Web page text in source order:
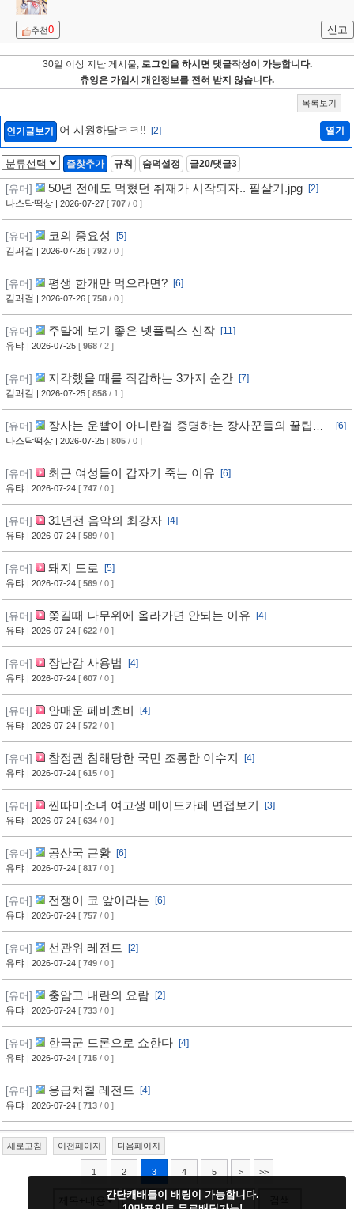
추천0 신고
30일 이상 지난 게시물, 로그인을 하시면 댓글작성이 가능합니다.
츄잉은 가입시 개인정보를 전혀 받지 않습니다.
목록보기
인기글보기 어 시원하닼ㅋㅋ!! [2] 열기
즐찾추가 규칙 숨덕설정 글20/댓글3
[유머] 50년 전에도 먹혔던 취재가 시작되자.. 필살기.jpg
[2]
나스닥떡상 | 2026-07-27 [ 707 / 0 ]
[유머] 코의 중요성
[5]
김괘걸
| 2026-07-26 [ 792 / 0 ]
[유머] 평생 한개만 먹으라면?
[6]
김괘걸
| 2026-07-26 [ 758 / 0 ]
[유머] 주먈에 보기 좋은 넷플릭스 신작
[11]
유탸 | 2026-07-25 [ 968 / 2 ]
[유머] 지각했을 때를 직감하는 3가지 순간
[7]
김괘걸
| 2026-07-25 [ 858 / 1 ]
[유머]
장사는 운빨이 아니란걸 증명하는 장사꾼들의 꿀팁과
임기응변 수준 ㄷㄷ
[6]
나스닥떡상 | 2026-07-25 [ 805 / 0 ]
[유머] 최근 여성들이 갑자기 죽는 이유
[6]
유탸 | 2026-07-24 [ 747 / 0 ]
[유머] 31년전 음악의 최강자
[4]
유탸 | 2026-07-24 [ 589 / 0 ]
[유머] 돼지 도로
[5]
유탸 | 2026-07-24 [ 569 / 0 ]
[유머] 쫒길때 나무위에 올라가면 안되는 이유
[4]
유탸 | 2026-07-24 [ 622 / 0 ]
[유머] 장난감 사용법
[4]
유탸 | 2026-07-24 [ 607 / 0 ]
[유머] 안매운 페비쵸비
[4]
유탸 | 2026-07-24 [ 572 / 0 ]
[유머] 참정권 침해당한 국민 조롱한 이수지
[4]
유탸 | 2026-07-24 [ 615 / 0 ]
[유머] 찐따미소녀 여고생 메이드카페 면접보기
[3]
유탸 | 2026-07-24 [ 634 / 0 ]
[유머] 공산국 근황
[6]
유탸 | 2026-07-24 [ 817 / 0 ]
[유머] 전쟁이 코 앞이라는
[6]
유탸 | 2026-07-24 [ 757 / 0 ]
[유머] 선관위 레전드
[2]
유탸 | 2026-07-24 [ 749 / 0 ]
[유머] 충암고 내란의 요람
[2]
유탸 | 2026-07-24 [ 733 / 0 ]
[유머] 한국군 드론으로 쇼한다
[4]
유탸 | 2026-07-24 [ 715 / 0 ]
[유머] 응급처칠 레전드
[4]
유탸 | 2026-07-24 [ 713 / 0 ]
새로고침 이전페이지 다음페이지
1 2 3 4 5 > >>
간단캐배틀이 배팅이 가능합니다.